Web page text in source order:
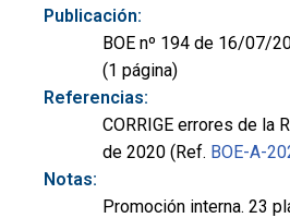
Publicación:
BOE nº 194 de 16/07/
(1 página)
Referencias:
CORRIGE errores de la
de 2020 (Ref. BOE-A-
Notas:
Promoción interna. 23